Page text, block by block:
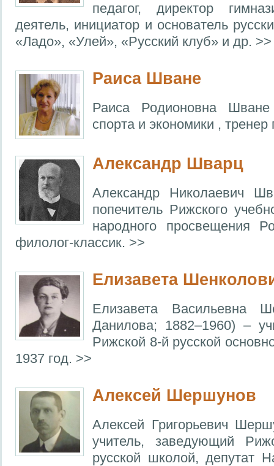
педагог, директор
деятель, инициатор и основатель
«Ладо», «Улей», «Русский клуб» и др. >>
Раиса Шване
Раиса Родионовна
спорта и экономики ,
Александр Шварц
Александр Николаевич
попечитель Рижского
народного просвещения
филолог-классик. >>
Елизавета
Елизавета Васильевна
Данилова; 1882–1960) –
Рижской 8-й русской
1937 год. >>
Алексей Шершунов
Алексей Григорьевич
учитель, заведующий
русской школой, депутат